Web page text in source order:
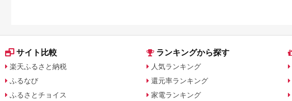
サイト比較
楽天ふるさと納税
ふるなび
ふるさとチョイス
ランキングから探す
人気ランキング
還元率ランキング
家電ランキング